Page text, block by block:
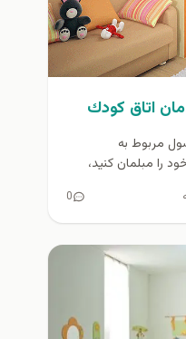
اتاق كودك
مربوط به
را مبلمان کنید،
0